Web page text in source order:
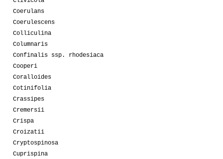
Coerulans
Coerulescens
Colliculina
Columnaris
Confinalis ssp. rhodesiaca
Cooperi
Coralloides
Cotinifolia
Crassipes
Cremersii
Crispa
Croizatii
Cryptospinosa
Cuprispina